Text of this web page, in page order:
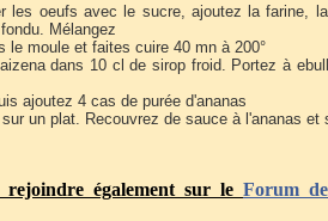
les oeufs avec le sucre, ajoutez la farine,
Mélangez
le moule et faites cuire 40 mn à 200°
dans 10 cl de sirop froid. Portez à
ajoutez 4 cas de purée d'ananas
un plat. Recouvrez de sauce à l'ananas et
rejoindre également sur le Forum